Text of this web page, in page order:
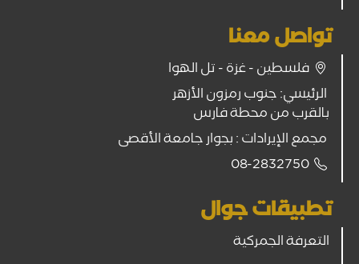
تواصل معنا
فلسطين - غزة - تل الهوا
الرئيسي: جنوب رمزون الأزهر
بالقرب من محطة فارس
مجمع الإيرادات : بجوار جامعة الأقصى
08-2832750
تطبيقات جوال
التعرفة الجمركية